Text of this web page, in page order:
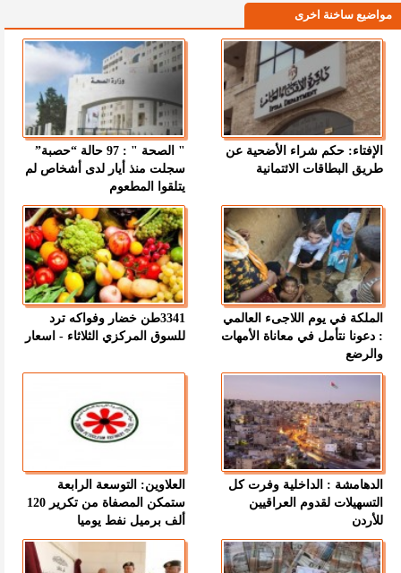
مواضيع ساخنة اخرى
الإفتاء: حكم شراء الأضحية عن
طريق البطاقات الائتمانية
" الصحة " : 97 حالة “حصبة”
سجلت منذ أيار لدى أشخاص لم
يتلقوا المطعوم
الملكة في يوم اللاجىء العالمي
: دعونا نتأمل في معاناة الأمهات
والرضع
3341طن خضار وفواكه ترد
للسوق المركزي الثلاثاء - اسعار
الدهامشة : الداخلية وفرت كل
التسهيلات لقدوم العراقيين
للأردن
العلاوين: التوسعة الرابعة
ستمكن المصفاة من تكرير 120
ألف برميل نفط يوميا